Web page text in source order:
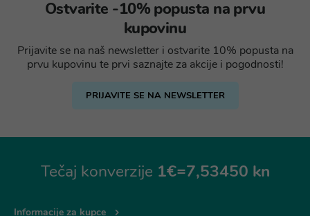
Ostvarite -10% popusta na prvu
kupovinu
Prijavite se na naš newsletter i ostvarite 10% popusta na
prvu kupovinu te prvi saznajte za akcije i pogodnosti!
PRIJAVITE SE NA NEWSLETTER
Tečaj konverzije 1€=7,53450 kn
Informacije za kupce